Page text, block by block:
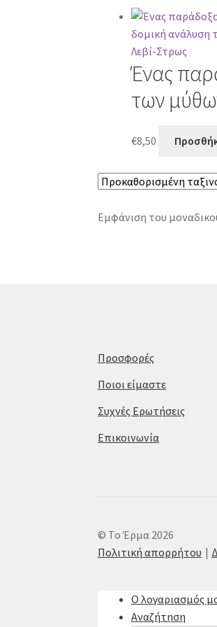
Ένας
των
€8,50
Εμφάνιση του
Προσφορές
Ποιοι είμαστε
Συχνές Ερωτήσεις
Επικοινωνία
© Το Έρμα 2026
Πολιτική απορρήτου
Ο λογαριασμός
Αναζήτηση